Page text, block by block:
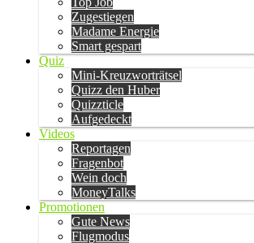
Zugestiegen
Madame Energie
Smart gespart
Quiz
Mini-Kreuzworträtsel
Quizz den Huber
Quizzticle
Aufgedeckt
Videos
Reportagen
Fragenbot
Wein doch
MoneyTalks
Promotionen
Gute News
Flugmodus